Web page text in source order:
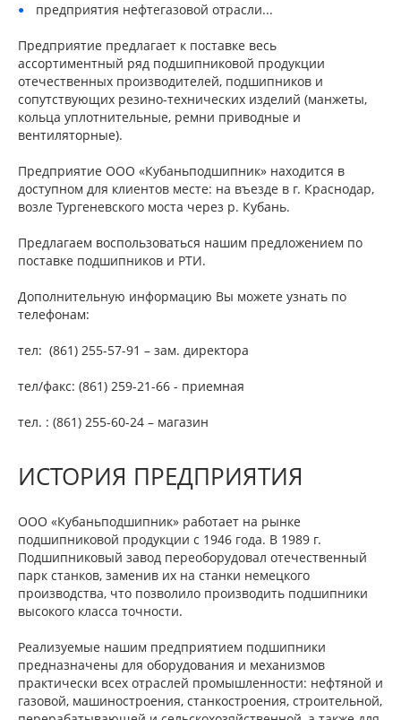
предприятия нефтегазовой отрасли...
Предприятие предлагает к поставке весь
ассортиментный ряд подшипниковой продукции
отечественных производителей, подшипников и
сопутствующих резино-технических изделий (манжеты,
кольца уплотнительные, ремни приводные и
вентиляторные).
Предприятие ООО «Кубаньподшипник» находится в
доступном для клиентов месте: на въезде в г. Краснодар,
возле Тургеневского моста через р. Кубань.
Предлагаем воспользоваться нашим предложением по
поставке подшипников и РТИ.
Дополнительную информацию Вы можете узнать по
телефонам:
тел: (861) 255-57-91 – зам. директора
тел/факс: (861) 259-21-66 - приемная
тел. : (861) 255-60-24 – магазин
ИСТОРИЯ ПРЕДПРИЯТИЯ
ООО «Кубаньподшипник» работает на рынке
подшипниковой продукции с 1946 года. В 1989 г.
Подшипниковый завод переоборудовал отечественный
парк станков, заменив их на станки немецкого
производства, что позволило производить подшипники
высокого класса точности.
Реализуемые нашим предприятием подшипники
предназначены для оборудования и механизмов
практически всех отраслей промышленности: нефтяной и
газовой, машиностроения, станкостроения, строительной,